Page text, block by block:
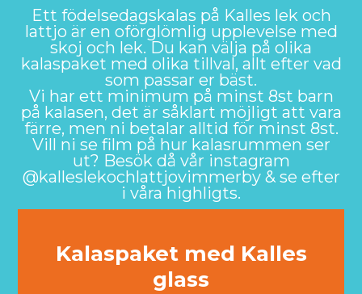
Ett födelsedagskalas på Kalles lek och
lattjo är en oförglömlig upplevelse med
skoj och lek. Du kan välja på olika
kalaspaket med olika tillval, allt efter vad
som passar er bäst.
Vi har ett minimum på minst 8st barn
på kalasen, det är såklart möjligt att vara
färre, men ni betalar alltid för minst 8st.
Vill ni se film på hur kalasrummen ser
ut? Besök då vår instagram
@kalleslekochlattjovimmerby & se efter
i våra highligts.
Kalaspaket med Kalles
glass